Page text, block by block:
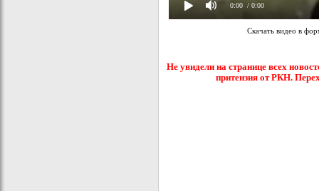
0:00 / 0:00
Скачать видео в
Не увидели на странице всех
притензия от РКН.